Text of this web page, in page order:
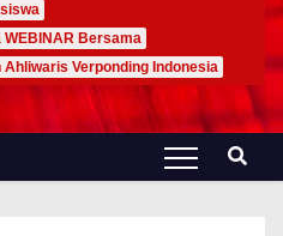
WEBINAR Bersama
Verponding Indonesia